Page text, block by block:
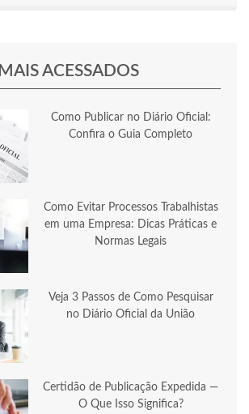
MAIS ACESSADOS
Como Publicar no Diário Oficial:
Confira o Guia Completo
Como Evitar Processos Trabalhistas
em uma Empresa: Dicas Práticas e
Normas Legais
Veja 3 Passos de Como Pesquisar
no Diário Oficial da União
Certidão de Publicação Expedida —
O Que Isso Significa?